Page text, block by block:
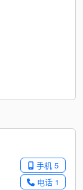
手机 5
电话 1